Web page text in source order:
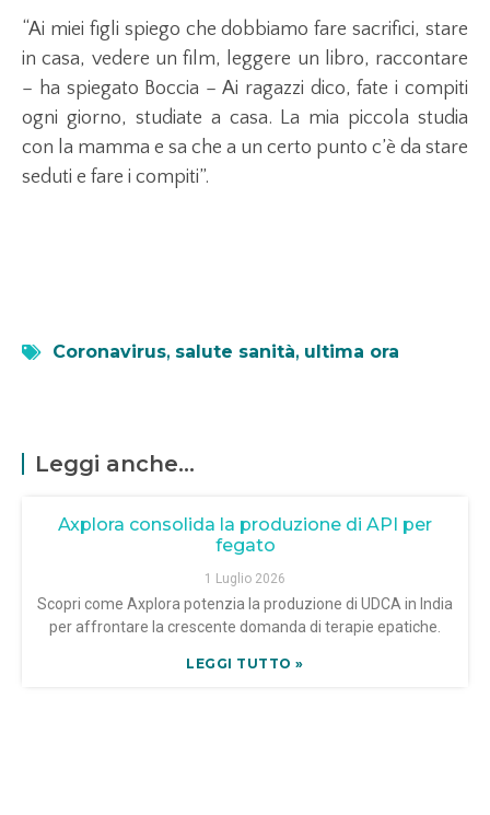
“Ai miei figli spiego che dobbiamo fare sacrifici, stare
in casa, vedere un film, leggere un libro, raccontare
– ha spiegato Boccia – Ai ragazzi dico, fate i compiti
ogni giorno, studiate a casa. La mia piccola studia
con la mamma e sa che a un certo punto c’è da stare
seduti e fare i compiti”.
Coronavirus, salute sanità, ultima ora
Leggi anche...
Axplora consolida la produzione di API per
fegato
1 Luglio 2026
Scopri come Axplora potenzia la produzione di UDCA in India
per affrontare la crescente domanda di terapie epatiche.
LEGGI TUTTO »